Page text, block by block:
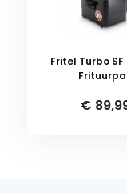
Fritel Turbo
€